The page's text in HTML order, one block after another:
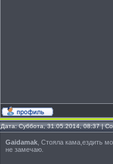
Дата: Суббота, 31.05.2014, 08:37 |
Gaidamak , Стояла кама,ездить
не замечаю.